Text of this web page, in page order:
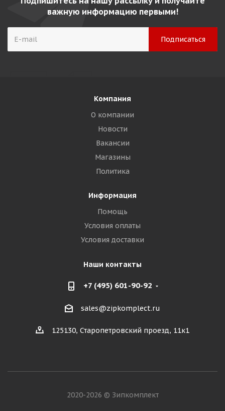
важную информацию первыми!
Компания
О компании
Новости
Вакансии
Магазины
Политика
Информация
Помощь
Условия оплаты
Условия доставки
Наши контакты
+7 (495) 601-90-92
sales@zipkomplect.ru
125130, Старопетровский проезд, 11к1
2020-2026 © Зипкомплект